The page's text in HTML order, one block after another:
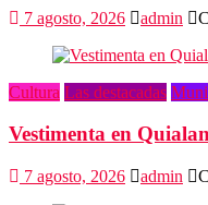
7 agosto, 2026 admin
Cultura Las destacadas
Vestimenta en
7 agosto, 2026 admin